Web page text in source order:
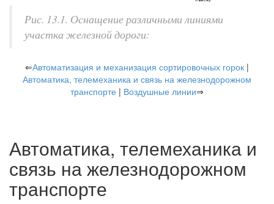
Рис. 13.1. Оснащение различными линиями
участка железной дороги:
⇐Автоматизация и механизация сортировочных горок |
Автоматика, телемеханика и связь на железнодорожном
транспорте | Воздушные линии⇒
Автоматика, телемеханика и
связь на железнодорожном
транспорте